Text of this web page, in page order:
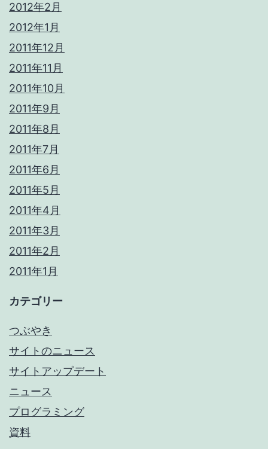
2012年2月
2012年1月
2011年12月
2011年11月
2011年10月
2011年9月
2011年8月
2011年7月
2011年6月
2011年5月
2011年4月
2011年3月
2011年2月
2011年1月
カテゴリー
つぶやき
サイトのニュース
サイトアップデート
ニュース
プログラミング
資料